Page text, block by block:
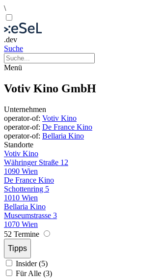
\
.dev
Suche
Menü
Votiv Kino GmbH
Unternehmen
operator-of: Votiv Kino
operator-of: De France Kino
operator-of: Bellaria Kino
Standorte
Votiv Kino
Währinger Straße 12
1090 Wien
De France Kino
Schottenring 5
1010 Wien
Bellaria Kino
Museumstrasse 3
1070 Wien
52 Termine
Tipps
Insider (5)
Für Alle (3)